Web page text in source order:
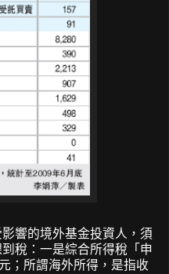
響的境外基金投資人，須
稅：一是綜合所得稅「申
；所謂海外所得，是指收